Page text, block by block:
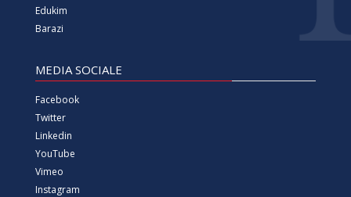
Edukim
Barazi
MEDIA SOCIALE
Facebook
Twitter
Linkedin
YouTube
Vimeo
Instagram